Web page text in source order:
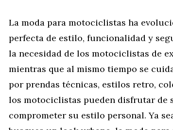
La moda para motociclistas ha
perfecta de estilo, funcionalidad y
la necesidad de los motociclistas de
mientras que al mismo tiempo se
por prendas técnicas, estilos retro,
los motociclistas pueden disfrutar de
comprometer su estilo personal. Ya